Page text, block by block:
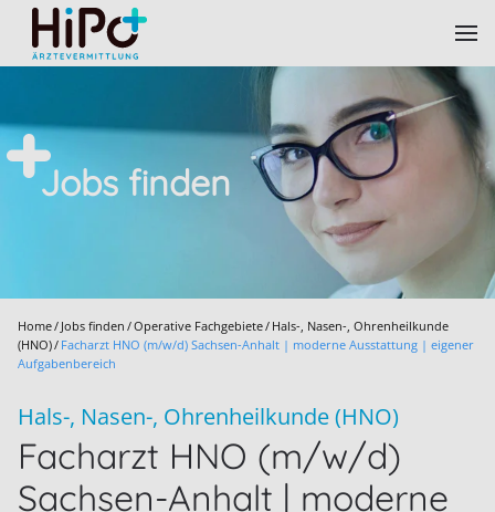
Skip to main content
Jobs finden
Home Jobs finden Operative Fachgebiete Hals-, Nasen-, Ohrenheilkunde
(HNO) Facharzt HNO (m/w/d) Sachsen-Anhalt | moderne Ausstattung | eigener
Aufgabenbereich
Hals-, Nasen-, Ohrenheilkunde (HNO)
Facharzt HNO (m/w/d)
Sachsen-Anhalt | moderne